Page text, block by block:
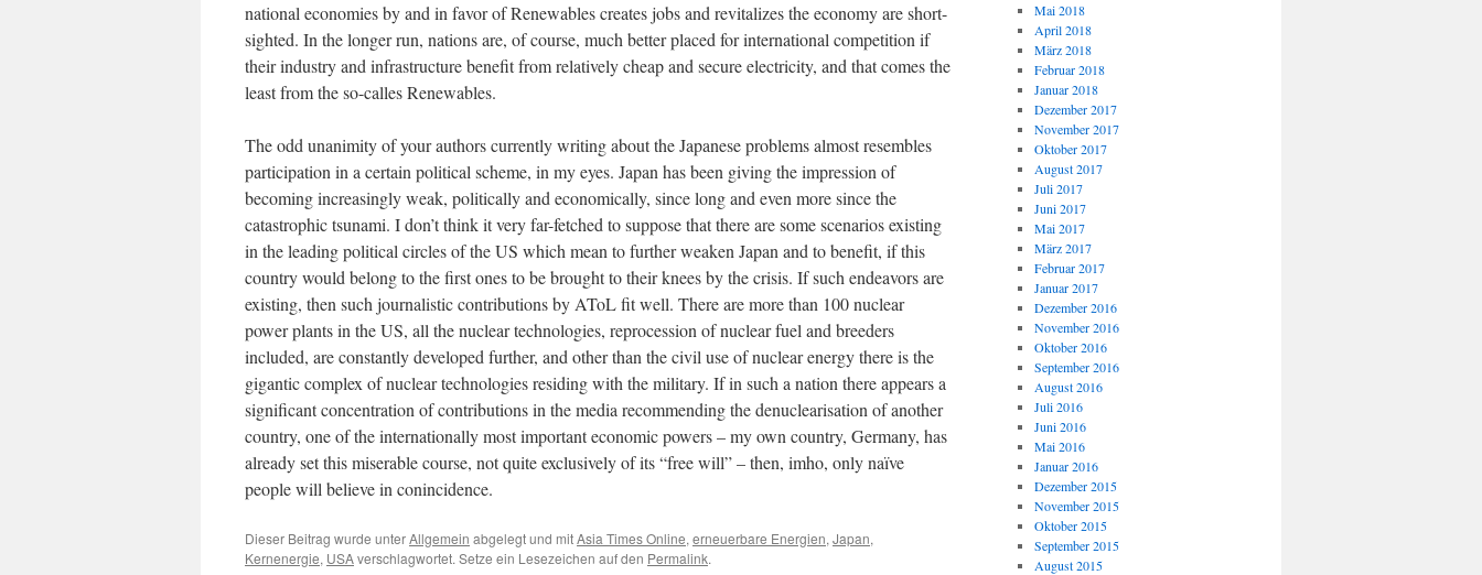
national economies by and in favor of Renewables creates jobs and revitalizes the economy are short-
sighted. In the longer run, nations are, of course, much better placed for international competition if
their industry and infrastructure benefit from relatively cheap and secure electricity, and that comes the
least from the so-calles Renewables.
The odd unanimity of your authors currently writing about the Japanese problems almost resembles
participation in a certain political scheme, in my eyes. Japan has been giving the impression of
becoming increasingly weak, politically and economically, since long and even more since the
catastrophic tsunami. I don’t think it very far-fetched to suppose that there are some scenarios existing
in the leading political circles of the US which mean to further weaken Japan and to benefit, if this
country would belong to the first ones to be brought to their knees by the crisis. If such endeavors are
existing, then such journalistic contributions by AToL fit well. There are more than 100 nuclear
power plants in the US, all the nuclear technologies, reprocession of nuclear fuel and breeders
included, are constantly developed further, and other than the civil use of nuclear energy there is the
gigantic complex of nuclear technologies residing with the military. If in such a nation there appears a
significant concentration of contributions in the media recommending the denuclearisation of another
country, one of the internationally most important economic powers – my own country, Germany, has
already set this miserable course, not quite exclusively of its “free will” – then, imho, only naïve
people will believe in conincidence.
Dieser Beitrag wurde unterAllgemein abgelegt und mitAsia Times Online, erneuerbare Energien, Japan,
Kernenergie, USAverschlagwortet. Setze ein Lesezeichen auf den Permalink.
Mai 2018
April 2018
März 2018
Februar 2018
Januar 2018
Dezember 2017
November 2017
Oktober 2017
August 2017
Juli 2017
Juni 2017
Mai 2017
März 2017
Februar 2017
Januar 2017
Dezember 2016
November 2016
Oktober 2016
September 2016
August 2016
Juli 2016
Juni 2016
Mai 2016
Januar 2016
Dezember 2015
November 2015
Oktober 2015
September 2015
August 2015